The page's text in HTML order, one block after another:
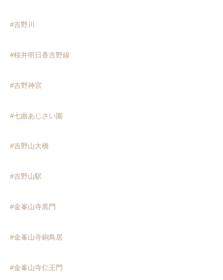
#吉野川
#桜井明日香吉野線
#吉野神宮
#七曲あじさい園
#吉野山大橋
#吉野山駅
#金峯山寺黒門
#金峯山寺銅鳥居
#金峯山寺仁王門